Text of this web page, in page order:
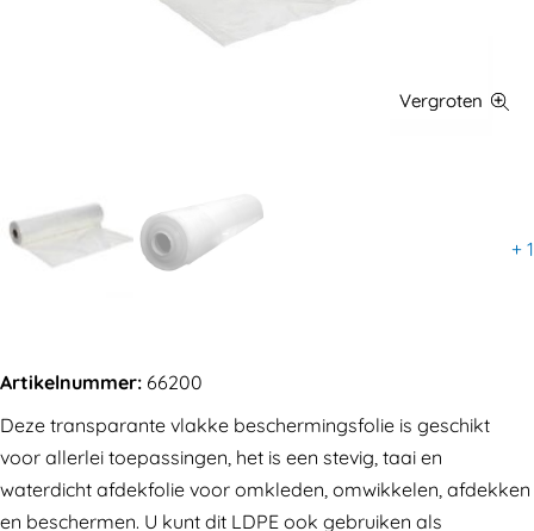
+ 1
Artikelnummer: 66200
Deze transparante vlakke beschermingsfolie is geschikt
voor allerlei toepassingen, het is een stevig, taai en
waterdicht afdekfolie voor omkleden, omwikkelen, afdekken
en beschermen. U kunt dit LDPE ook gebruiken als